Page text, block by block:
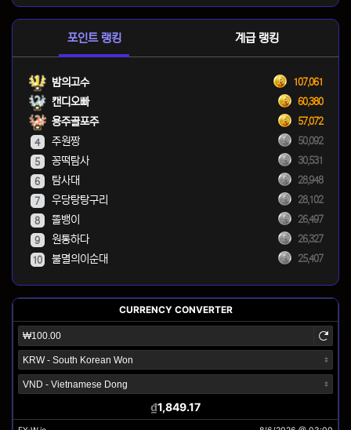
포인트 랭킹 계급 랭킹
밤의고수 107,061
캔디오빠 60,380
용주골포주 57,072
4 주원짱 50,092
5 꽁떡탐사 30,531
6 탐사대 28,948
7 우당탕탕구리 28,102
8 똘뱅이 26,497
9 원통하다 26,327
10 불멸의이순대 25,407